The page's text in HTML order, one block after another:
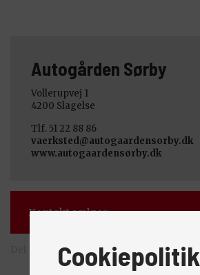
Autogården Sørby
Vollerupvej 1
4200 Slagelse
Tlf. 51 22 88 86
vaerksted@autogaardensorby.dk
www.autogaardensørby.dk
Kontakt sælger
Cookiepolitik